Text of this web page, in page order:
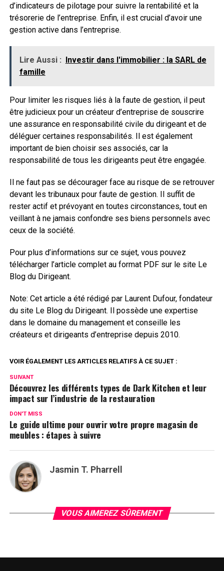
d’indicateurs de pilotage pour suivre la rentabilité et la
trésorerie de l’entreprise. Enfin, il est crucial d’avoir une
gestion active dans l’entreprise.
Lire Aussi : Investir dans l'immobilier : la SARL de
famille
Pour limiter les risques liés à la faute de gestion, il peut
être judicieux pour un créateur d’entreprise de souscrire
une assurance en responsabilité civile du dirigeant et de
déléguer certaines responsabilités. Il est également
important de bien choisir ses associés, car la
responsabilité de tous les dirigeants peut être engagée.
Il ne faut pas se décourager face au risque de se retrouver
devant les tribunaux pour faute de gestion. Il suffit de
rester actif et prévoyant en toutes circonstances, tout en
veillant à ne jamais confondre ses biens personnels avec
ceux de la société.
Pour plus d’informations sur ce sujet, vous pouvez
télécharger l’article complet au format PDF sur le site Le
Blog du Dirigeant.
Note: Cet article a été rédigé par Laurent Dufour, fondateur
du site Le Blog du Dirigeant. Il possède une expertise
dans le domaine du management et conseille les
créateurs et dirigeants d’entreprise depuis 2010.
VOIR ÉGALEMENT LES ARTICLES RELATIFS À CE SUJET :
SUIVANT
Découvrez les différents types de Dark Kitchen et leur
impact sur l’industrie de la restauration
DON'T MISS
Le guide ultime pour ouvrir votre propre magasin de
meubles : étapes à suivre
Jasmin T. Pharrell
VOUS AIMEREZ SÛREMENT